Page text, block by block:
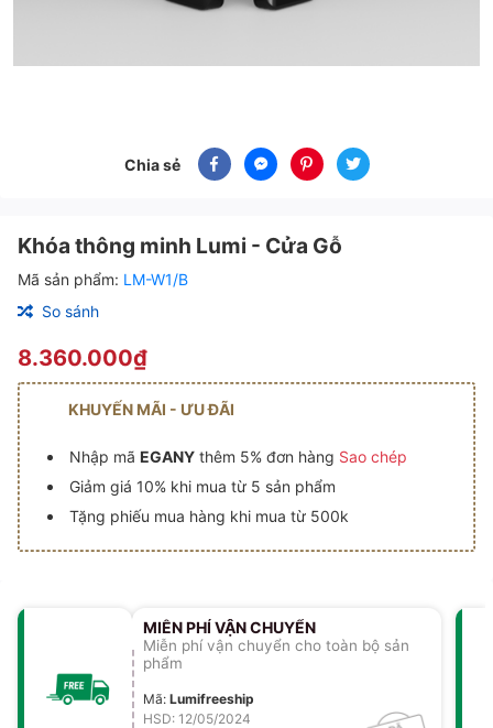
Chia sẻ
Khóa thông minh Lumi - Cửa Gỗ
Mã sản phẩm: LM-W1/B
So sánh
8.360.000₫
KHUYẾN MÃI - ƯU ĐÃI
Nhập mã EGANYthêm 5% đơn hàng Sao chép
Giảm giá 10% khi mua từ 5 sản phẩm
Tặng phiếu mua hàng khi mua từ 500k
MIỄN PHÍ VẬN CHUYỂN
Miễn phí vận chuyển cho toàn bộ sản
phẩm
Mã: Lumifreeship
HSD: 12/05/2024